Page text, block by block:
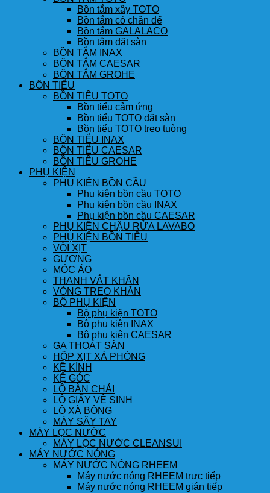
Bồn tắm xây TOTO
Bồn tắm có chân đế
Bồn tắm GALALACO
Bồn tắm đặt sàn
BỒN TẮM INAX
BỒN TẮM CAESAR
BỒN TẮM GROHE
BỒN TIỂU
BỒN TIỂU TOTO
Bồn tiểu cảm ứng
Bồn tiểu TOTO đặt sàn
Bồn tiểu TOTO treo tuòng
BỒN TIỂU INAX
BỒN TIỂU CAESAR
BỒN TIỂU GROHE
PHỤ KIỆN
PHỤ KIỆN BỒN CẦU
Phụ kiện bồn cầu TOTO
Phụ kiện bồn cầu INAX
Phụ kiện bồn cầu CAESAR
PHỤ KIỆN CHẬU RỬA LAVABO
PHỤ KIỆN BỒN TIỂU
VÒI XỊT
GƯƠNG
MÓC ÁO
THANH VẮT KHĂN
VÒNG TREO KHĂN
BỘ PHỤ KIỆN
Bộ phụ kiện TOTO
Bộ phụ kiện INAX
Bộ phụ kiện CAESAR
GA THOÁT SÀN
HỘP XỊT XÀ PHÒNG
KỆ KÍNH
KỆ GÓC
LÔ BÀN CHẢI
LÔ GIẤY VỆ SINH
LÔ XÀ BÔNG
MÁY SẤY TAY
MÁY LỌC NƯỚC
MÁY LỌC NƯỚC CLEANSUI
MÁY NƯỚC NÓNG
MÁY NƯỚC NÓNG RHEEM
Máy nước nóng RHEEM trực tiếp
Máy nước nóng RHEEM gián tiếp